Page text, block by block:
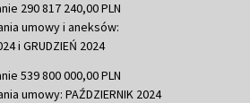
290 817 240,00 PLN
umowy i aneksów:
i GRUDZIEŃ 2024
539 800 000,00 PLN
umowy: PAŹDZIERNIK 2024